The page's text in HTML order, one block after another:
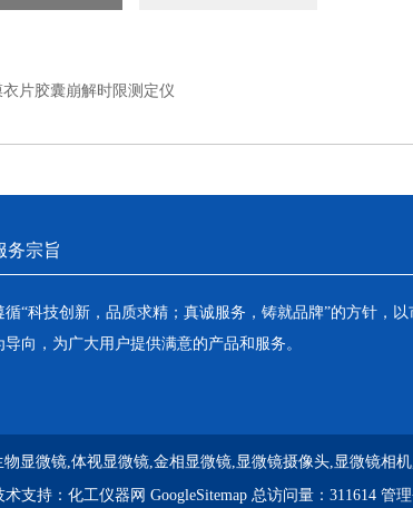
片胶囊崩解时限测定仪
务宗旨
循“科技创新，品质求精；真诚服务，铸就品牌”的方针，以
导向，为广大用户提供满意的产品和服务。
物显微镜,体视显微镜,金相显微镜,显微镜摄像头,显微镜相
支持： 化工仪器网 GoogleSitemap总访问量：311614 管